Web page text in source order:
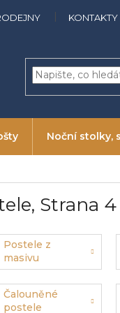
KONTAKTY
Noční stolky,
, Strana 4
Postele z
masivu
Čalouněné
postele